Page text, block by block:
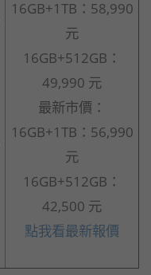
16GB+1TB：58,990
元
16GB+512GB：
49,990 元
最新市價：
16GB+1TB：56,990
元
16GB+512GB：
42,500 元
點我看最新報價